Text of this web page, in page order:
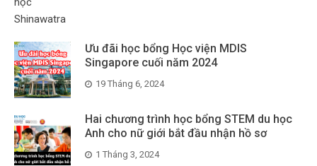
Ưu đãi học bổng Học viện MDIS
Singapore cuối năm 2024
19 Tháng 6, 2024
Hai chương trình học bổng STEM du học
Anh cho nữ giới bắt đầu nhận hồ sơ
1 Tháng 3, 2024